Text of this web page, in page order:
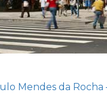
Mendes da Rocha